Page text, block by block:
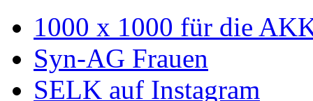
1000 x 1000 für die
Syn-AG Frauen
SELK auf Instagram